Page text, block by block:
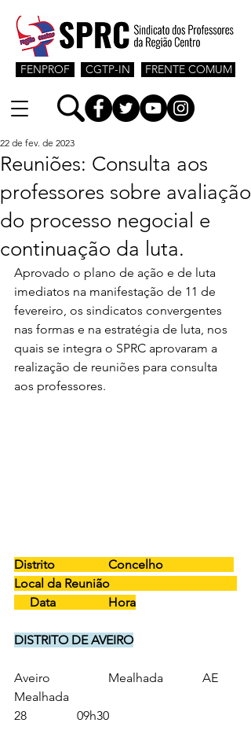
CGTP-IN
FENPROF FRENTE COMUM
Reuniões: Consulta aos
professores sobre avaliação
do processo negocial e
continuação da luta.
22 de fev. de 2023
Aprovado o plano de ação e de luta
imediatos na manifestação de 11 de
fevereiro, os sindicatos convergentes
nas formas e na estratégia de luta, nos
quais se integra o SPRC aprovaram a
realização de reuniões para consulta
aos professores.
Distrito		Concelho
Local da Reunião
     Data
Hora
DISTRITO DE AVEIRO
Aveiro		Mealhada		AE
Mealhada
28		09h30